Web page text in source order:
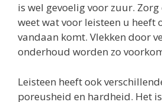
is wel gevoelig voor zuur.
weet wat voor leisteen u heeft
vandaan komt. Vlekken door
onderhoud worden zo
Leisteen heeft ook
poreusheid en hardheid. Het